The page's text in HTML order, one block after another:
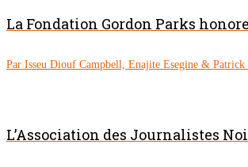
La Fondation Gordon Parks
Par Isseu Diouf Campbell, Enajite Esegine & Patrick
L’Association des Journalistes